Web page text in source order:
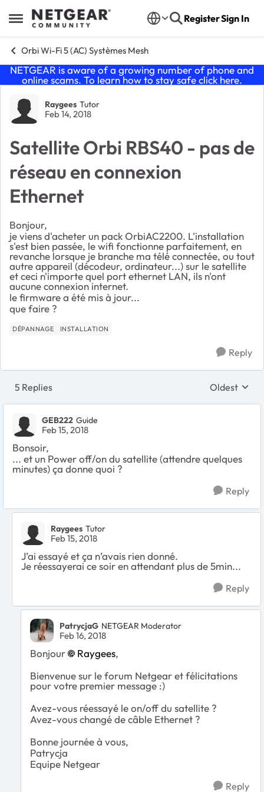
Open Side Menu
Skip to content RegisterSign In
Orbi Wi-Fi 5 (AC) Systèmes Mesh
NETGEAR is aware of a growing number of phone and
online scams. To learn how to stay safe click here.
Forum Discussion
Raygees Tutor
Feb 14, 2018
Satellite Orbi RBS40 - pas de
réseau en connexion
Ethernet
Bonjour,
je viens d'acheter un pack OrbiAC2200. L'installation
s'est bien passée, le wifi fonctionne parfaitement, en
revanche lorsque je branche ma télé connectée, ou tout
autre appareil (décodeur, ordinateur...) sur le satellite
et ceci n'importe quel port ethernet LAN, ils n'ont
aucune connexion internet.
le firmware a été mis à jour...
que faire ?
DÉPANNAGE INSTALLATION
Reply
5 Replies Replies
Oldest
GEB222 Guide
Feb 15, 2018
Bonsoir,
... et un Power off/on du satellite (attendre quelques
minutes) ça donne quoi ?
Reply
Raygees Tutor
Feb 15, 2018
J’ai essayé et ça n’avais rien donné.
Je réessayerai ce soir en attendant plus de 5min...
Reply
PatrycjaG NETGEAR Moderator
Feb 16, 2018
Bonjour Raygees,
Bienvenue sur le forum Netgear et félicitations
pour votre premier message :)
Avez-vous réessayé le on/off du satellite ?
Avez-vous changé de câble Ethernet ?
Bonne journée à vous,
Patrycja
Equipe Netgear
Reply